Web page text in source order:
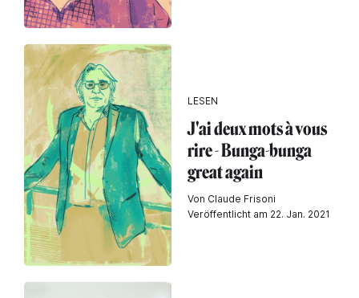
LESEN
J'ai deux mots à vous
rire - Bunga-bunga
great again
Von Claude Frisoni
Veröffentlicht am 22. Jan. 2021